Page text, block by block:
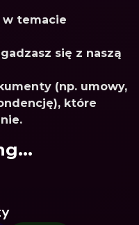
w temacie
się z naszą
(np. umowy,
które